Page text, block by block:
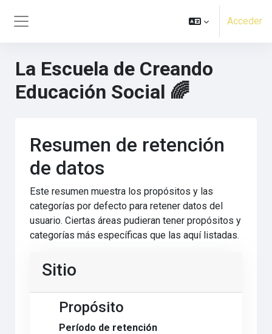
Acceder
La Escuela de Creando
Educación Social 🌈​
Resumen de retención
de datos
Este resumen muestra los propósitos y las
categorías por defecto para retener datos del
usuario. Ciertas áreas pudieran tener propósitos y
categorías más específicas que las aquí listadas.
Sitio
Propósito
Período de retención